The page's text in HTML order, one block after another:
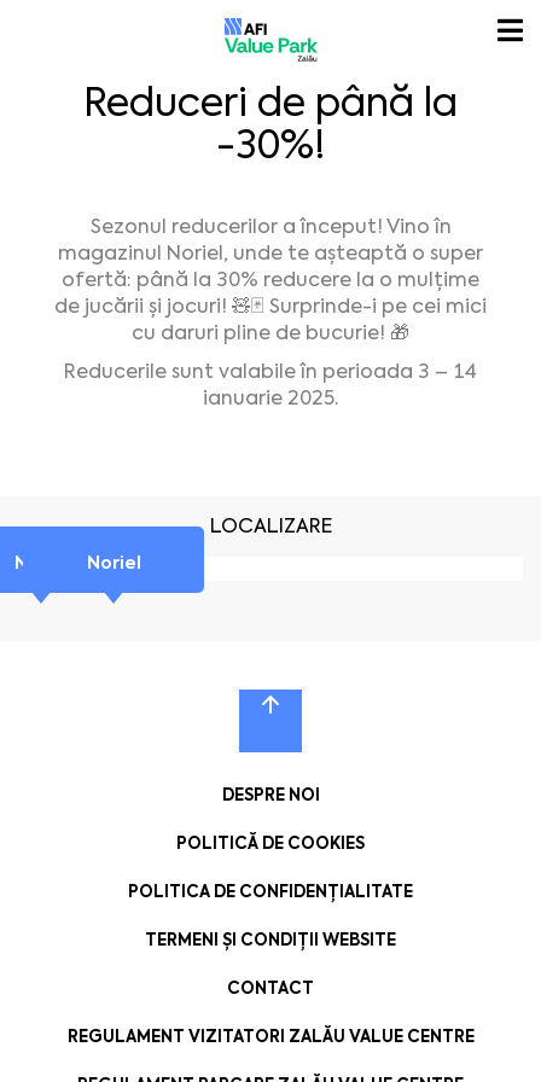
Reduceri de până la
-30%!
Sezonul reducerilor a început! Vino în
magazinul Noriel, unde te așteaptă o super
ofertă: până la 30% reducere la o mulțime
de jucării și jocuri! 🧸🃏 Surprinde-i pe cei mici
cu daruri pline de bucurie! 🎁
Reducerile sunt valabile în perioada 3 – 14
ianuarie 2025.
LOCALIZARE
Noriel Noriel
DESPRE NOI
POLITICĂ DE COOKIES
POLITICA DE CONFIDENȚIALITATE
TERMENI ȘI CONDIȚII WEBSITE
CONTACT
REGULAMENT VIZITATORI ZALĂU VALUE CENTRE